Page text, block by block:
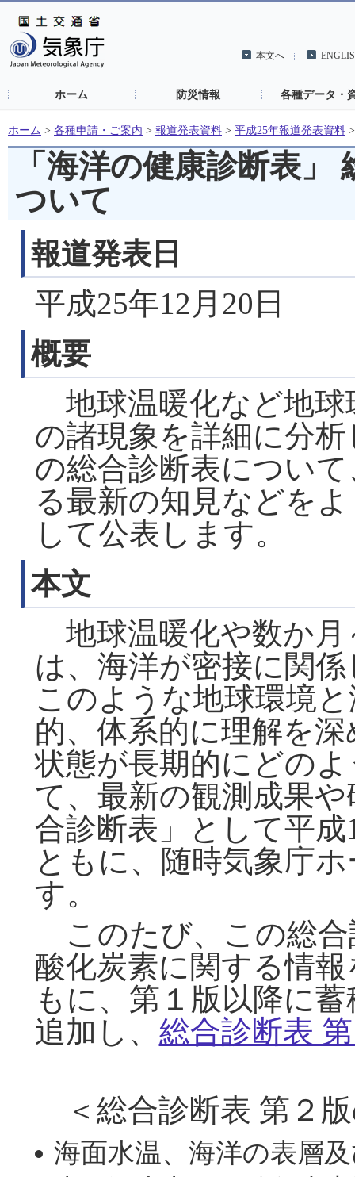
本文へ
ホーム 防災情報 各種データ・
ホーム > 各種申請・ご案内 > 報道発表資料 > 平成25年報道発表資料
「海洋の健康診断表
ついて
報道発表日
平成25年12月20日
概要
地球温暖化など地球
の諸現象を詳細に分
の総合診断表につい
る最新の知見などを
して公表します。
本文
地球温暖化や数か月
は、海洋が密接に関
このような地球環境
的、体系的に理解を
状態が長期的にどの
て、最新の観測成果
合診断表」として平
ともに、随時気象庁
す。
このたび、この総合
酸化炭素に関する情
もに、第１版以降に
追加し、 総合診断表
＜総合診断表 第２
海面水温、海洋の表層